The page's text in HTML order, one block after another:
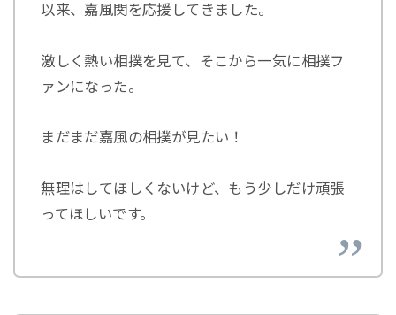
以来、嘉風関を応援してきました。
激しく熱い相撲を見て、そこから一気に相撲フ
ァンになった。
まだまだ嘉風の相撲が見たい！
無理はしてほしくないけど、もう少しだけ頑張
ってほしいです。